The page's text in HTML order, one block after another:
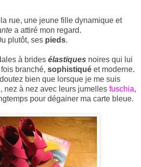
rue, une jeune fille dynamique et
a attiré mon regard.
plutôt, ses pieds.
à brides élastiques noires qui lui
branché, sophistiqué et moderne.
bien que lorsque je me suis
nez à nez avec leurs jumelles fuschia,
pour dégainer ma carte bleue.